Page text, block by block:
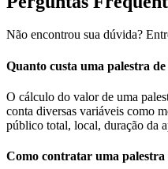
Não encontrou sua dúvida?
Quanto custa uma palestra
O cálculo do valor de uma
conta diversas variáveis como
público total, local, duração da
Como contratar uma palestra